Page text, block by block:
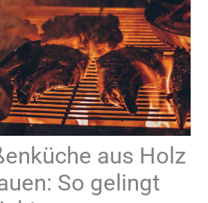
aus Holz
So gelingt